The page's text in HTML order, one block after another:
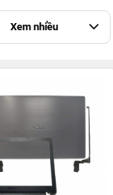
Xem nhiều